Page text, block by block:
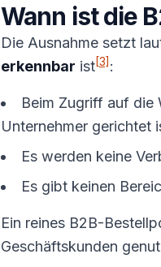
Wann ist die
Die Ausnahme setzt
erkennbar ist[3] :
Beim Zugriff auf die
Unternehmer gerichtet
Es werden keine
Es gibt keinen
Ein reines B2B-
Geschäftskunden